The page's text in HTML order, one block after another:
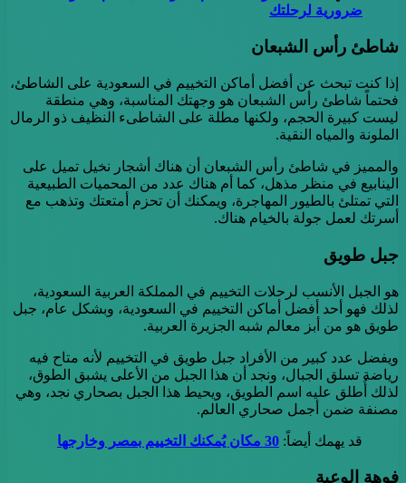
ضرورية لرحلتك
شاطئ رأس الشبعان
إذا كنت تبحث عن أفضل أماكن التخييم في السعودية على الشاطئ،
فحتماً شاطئ رأس الشبعان هو وجهتك المناسبة، وهي منطقة
ليست كبيرة الحجم، ولكنها مطلة على الشاطىء النظيف ذو الرمال
الملونة والمياه النقية.
والمميز في شاطئ رأس الشبعان أن هناك أشجار نخيل تميل على
الينابيع في منظر مذهل، كما أم هناك عدد من المحميات الطبيعية
التي تمتلئ بالطيور المهاجرة، ويمكنك أن تحزم أمتعتك وتذهب مع
أسرتك لعمل جولة بالخيام هناك.
جبل طويق
هو الجبل الأنسب لرحلات التخييم في المملكة العربية السعودية،
لذلك فهو أحد أفضل أماكن التخييم في السعودية، وبشكل عام، جبل
طويق هو من أبز معالم شبه الجزيرة العربية.
ويفضل عدد كبير من الأفراد جبل طويق في التخييم لأنه متاح فيه
رياضة تسلق الجبال، ونجد أن هذا الجبل من الأعلى يشبق الطوق،
لذلك أُطلق عليه اسم الطويق، ويحيط هذا الجبل بصحاري نجد، وهي
مصنفة ضمن أجمل صحاري العالم.
قد يهمك أيضاً: 30 مكان يُمكنك التخييم بمصر وخارجها
فوهة الوعبة